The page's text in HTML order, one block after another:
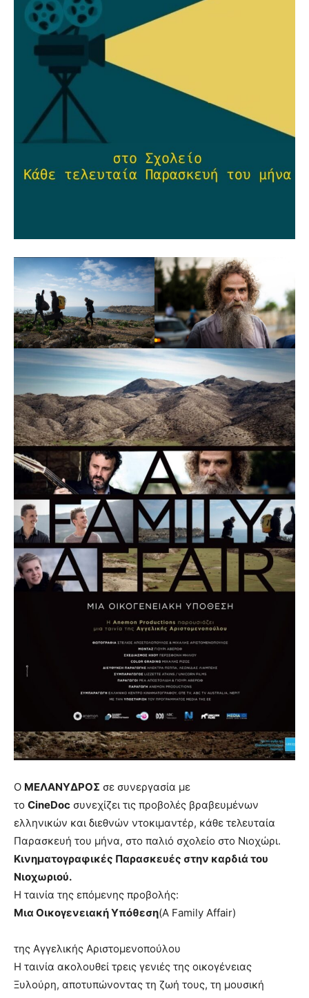
Ο ΜΕΛΑΝΥΔΡΟΣ σε συνεργασία με
το CineDoc συνεχίζει τις προβολές βραβευμένων
ελληνικών και διεθνών ντοκιμαντέρ, κάθε τελευταία
Παρασκευή του μήνα, στο παλιό σχολείο στο Νιοχώρι.
Κινηματογραφικές Παρασκευές στην καρδιά του
Νιοχωριού.
Η ταινία της επόμενης προβολής:
Μια Οικογενειακή Υπόθεση(A Family Affair)
της Αγγελικής Αριστομενοπούλου
Η ταινία ακολουθεί τρεις γενιές της οικογένειας
Ξυλούρη, αποτυπώνοντας τη ζωή τους, τη μουσική